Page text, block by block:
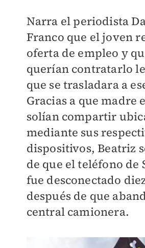
Narra el periodista
Franco que el joven
oferta de empleo y
querían contratarlo
que se trasladara a
Gracias a que madre
solían compartir
mediante sus
dispositivos, Beatriz
de que el teléfono de
fue desconectado
después de que
central camionera.